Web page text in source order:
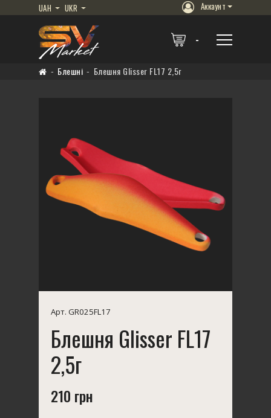
UAH UKR Аккаунт
Блешні Блешня Glisser FL17 2,5г
Арт. GR025FL17
Блешня Glisser FL17
2,5г
210 грн